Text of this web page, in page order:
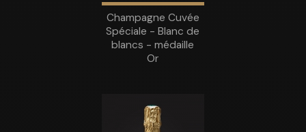
Champagne Cuvée
Spéciale - Blanc de
blancs - médaille
Or